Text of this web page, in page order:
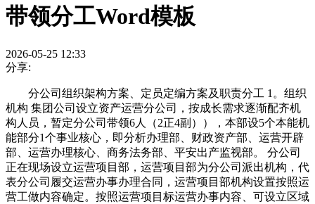
带领分工Word模板
2026-05-25 12:33
分享:
分公司组织架构方案、定员定编方案及职责分工 1。组织
机构 集团公司设立资产运营分公司，按成长需求逐渐配齐机
构人员，暂定分公司带领6人（2正4副）），本部设5个本能机
能部分1个事业核心，即分析办理部、财政资产部、运营开辟
部、运营办理核心、商务法务部、平安出产监视部。 分公司
正在现场设立运营项目部，运营项目部为分公司派出机构，代
表分公司履交运营办事办理合同，运营项目部机构设置按照运
营工做内容确定。按照运营项目标运营办事内容、可设立区域